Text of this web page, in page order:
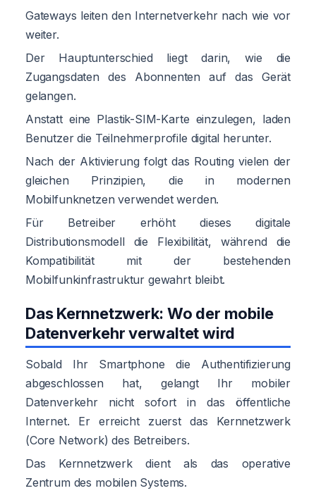
Gateways leiten den Internetverkehr nach wie vor
weiter.
Der Hauptunterschied liegt darin, wie die
Zugangsdaten des Abonnenten auf das Gerät
gelangen.
Anstatt eine Plastik-SIM-Karte einzulegen, laden
Benutzer die Teilnehmerprofile digital herunter.
Nach der Aktivierung folgt das Routing vielen der
gleichen Prinzipien, die in modernen
Mobilfunknetzen verwendet werden.
Für Betreiber erhöht dieses digitale
Distributionsmodell die Flexibilität, während die
Kompatibilität mit der bestehenden
Mobilfunkinfrastruktur gewahrt bleibt.
Das Kernnetzwerk: Wo der mobile
Datenverkehr verwaltet wird
Sobald Ihr Smartphone die Authentifizierung
abgeschlossen hat, gelangt Ihr mobiler
Datenverkehr nicht sofort in das öffentliche
Internet. Er erreicht zuerst das Kernnetzwerk
(Core Network) des Betreibers.
Das Kernnetzwerk dient als das operative
Zentrum des mobilen Systems.